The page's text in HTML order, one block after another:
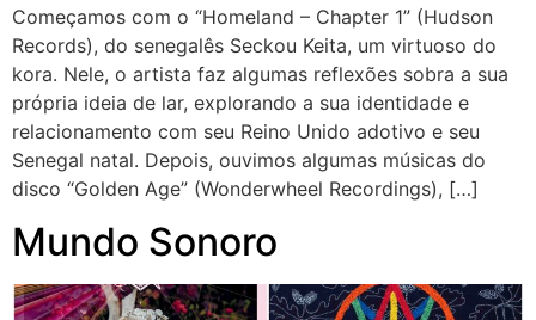
Começamos com o “Homeland – Chapter 1” (Hudson
Records), do senegalês Seckou Keita, um virtuoso do
kora. Nele, o artista faz algumas reflexões sobra a sua
própria ideia de lar, explorando a sua identidade e
relacionamento com seu Reino Unido adotivo e seu
Senegal natal. Depois, ouvimos algumas músicas do
disco “Golden Age” (Wonderwheel Recordings), […]
Mundo Sonoro